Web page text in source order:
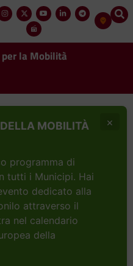
per la Mobilità
MOBILITÀ
programma di
tutti i Municipi. Hai
dedicato alla
attraverso il
nel calendario
della
×